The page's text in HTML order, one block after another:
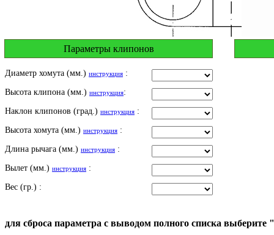
Параметры клипонов
Диаметр хомута (мм.) инструкция :
Высота клипона (мм.) инструкция:
Наклон клипонов (град.) инструкция :
Высота хомута (мм.) инструкция :
Длина рычага (мм.) инструкция :
Вылет (мм.) инструкция :
Вес (гр.) :
для сброса параметра с выводом полного списка